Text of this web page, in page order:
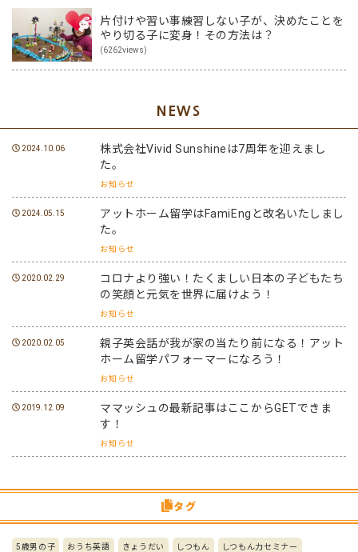
片付けや習い事練習しない子が、決めたことを
やり切る子に変身！その方法は？
(6262views)
NEWS
2024.10.06
株式会社Vivid Sunshineは7周年を迎えまし
た。
お知らせ
2024.05.15
アットホーム留学はFamiEngと改名いたしまし
た。
お知らせ
2020.02.29
コロナより強い！たくましい日本の子どもたち
の笑顔と元気を世界に届けよう！
お知らせ
2020.02.05
親子英会話が我が家の当たり前になる！アット
ホーム留学パフォーマーになろう！
お知らせ
2019.12.09
ママッシュの最新記事はここからGETできま
す！
お知らせ
タグ
5歳男の子 おうち英語 きょうだい しつもん しつもん力セミナー